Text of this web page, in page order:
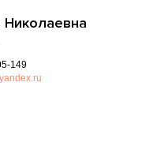
Николаевна
149